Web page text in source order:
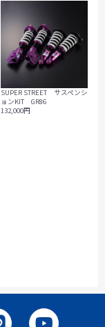
SUPER STREET サスペンシ
ョンKIT GR86
132,000円